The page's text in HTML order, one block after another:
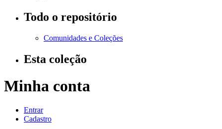
Todo o repositório
Comunidades e Coleções
Esta coleção
Minha conta
Entrar
Cadastro